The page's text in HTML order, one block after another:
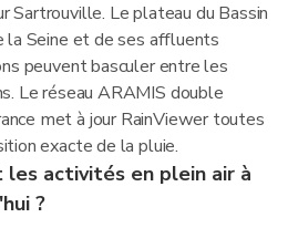
Sartrouville. Le plateau du Bassin
la Seine et de ses affluents
peuvent basculer entre les
Le réseau ARAMIS double
met à jour RainViewer toutes
exacte de la pluie.
activités en plein air à
?